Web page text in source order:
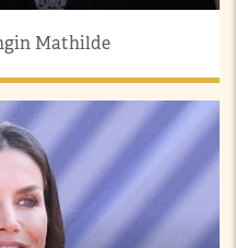
Mathilde